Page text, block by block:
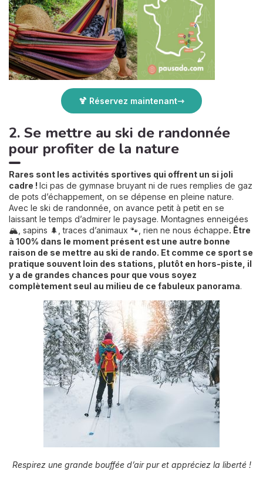
🍹 Réservez maintenant
2. Se mettre au ski de randonnée
pour profiter de la nature
Rares sont les activités sportives qui offrent un si joli
cadre ! Ici pas de gymnase bruyant ni de rues remplies de gaz
de pots d’échappement, on se dépense en pleine nature.
Avec le ski de randonnée, on avance petit à petit en se
laissant le temps d’admirer le paysage. Montagnes enneigées
🏔, sapins 🌲, traces d’animaux 🐾, rien ne nous échappe. Être
à 100% dans le moment présent est une autre bonne
raison de se mettre au ski de rando. Et comme ce sport se
pratique souvent loin des stations, plutôt en hors-piste, il
y a de grandes chances pour que vous soyez
complètement seul au milieu de ce fabuleux panorama.
Respirez une grande bouffée d’air pur et appréciez la liberté !